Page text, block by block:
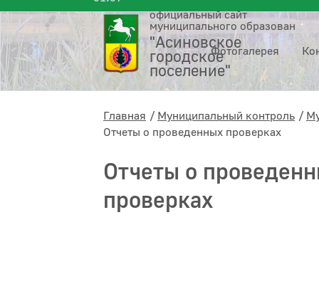
официальный сайт
муниципального образования
"Асиновское
городское
поселение"
Фотогалерея
Главная Муниципальный контроль
Отчеты о проведенных проверках
Отчеты о
проверках